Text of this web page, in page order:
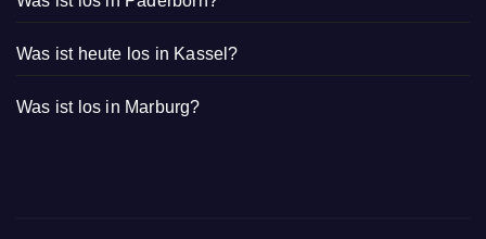
Was ist heute los in Kassel?
Was ist los in Marburg?